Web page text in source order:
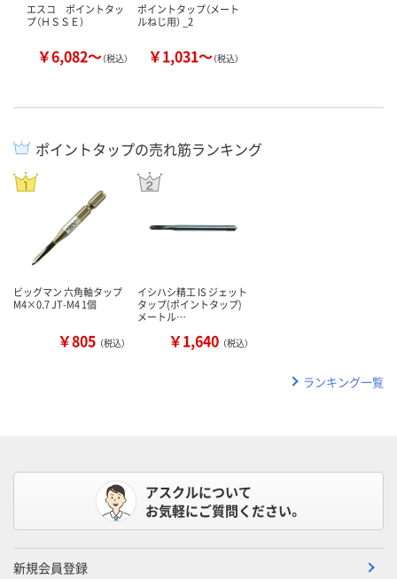
エスコ ポイントタッ
プ（ＨＳＳＥ）
￥6,082～（税込）
ポイントタップ（メート
ルねじ用） _2
￥1,031～（税込）
ポイントタップの売れ筋ランキング
ビッグマン 六角軸タップ
M4×0.7 JT-M4 1個
￥805 （税込）
イシハシ精工 IS ジェット
タップ(ポイントタップ)
メートル…
￥1,640 （税込）
ランキング一覧
アスクルについて
お気軽にご質問ください。
新規会員登録